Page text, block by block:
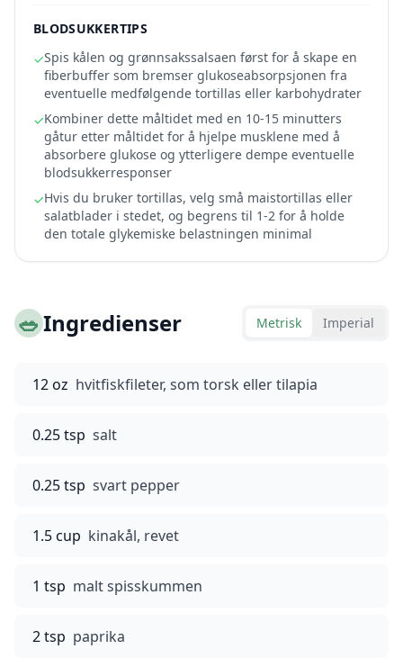
BLODSUKKERTIPS
✓Spis kålen og grønnsakssalsaen først for å skape en
fiberbuffer som bremser glukoseabsorpsjonen fra
eventuelle medfølgende tortillas eller karbohydrater
✓Kombiner dette måltidet med en 10-15 minutters
gåtur etter måltidet for å hjelpe musklene med å
absorbere glukose og ytterligere dempe eventuelle
blodsukkerresponser
✓Hvis du bruker tortillas, velg små maistortillas eller
salatblader i stedet, og begrens til 1-2 for å holde
den totale glykemiske belastningen minimal
🥗Ingredienser Metrisk Imperial
12 oz hvitfiskfileter, som torsk eller tilapia
0.25 tsp salt
0.25 tsp svart pepper
1.5 cup kinakål, revet
1 tsp malt spisskummen
2 tsp paprika